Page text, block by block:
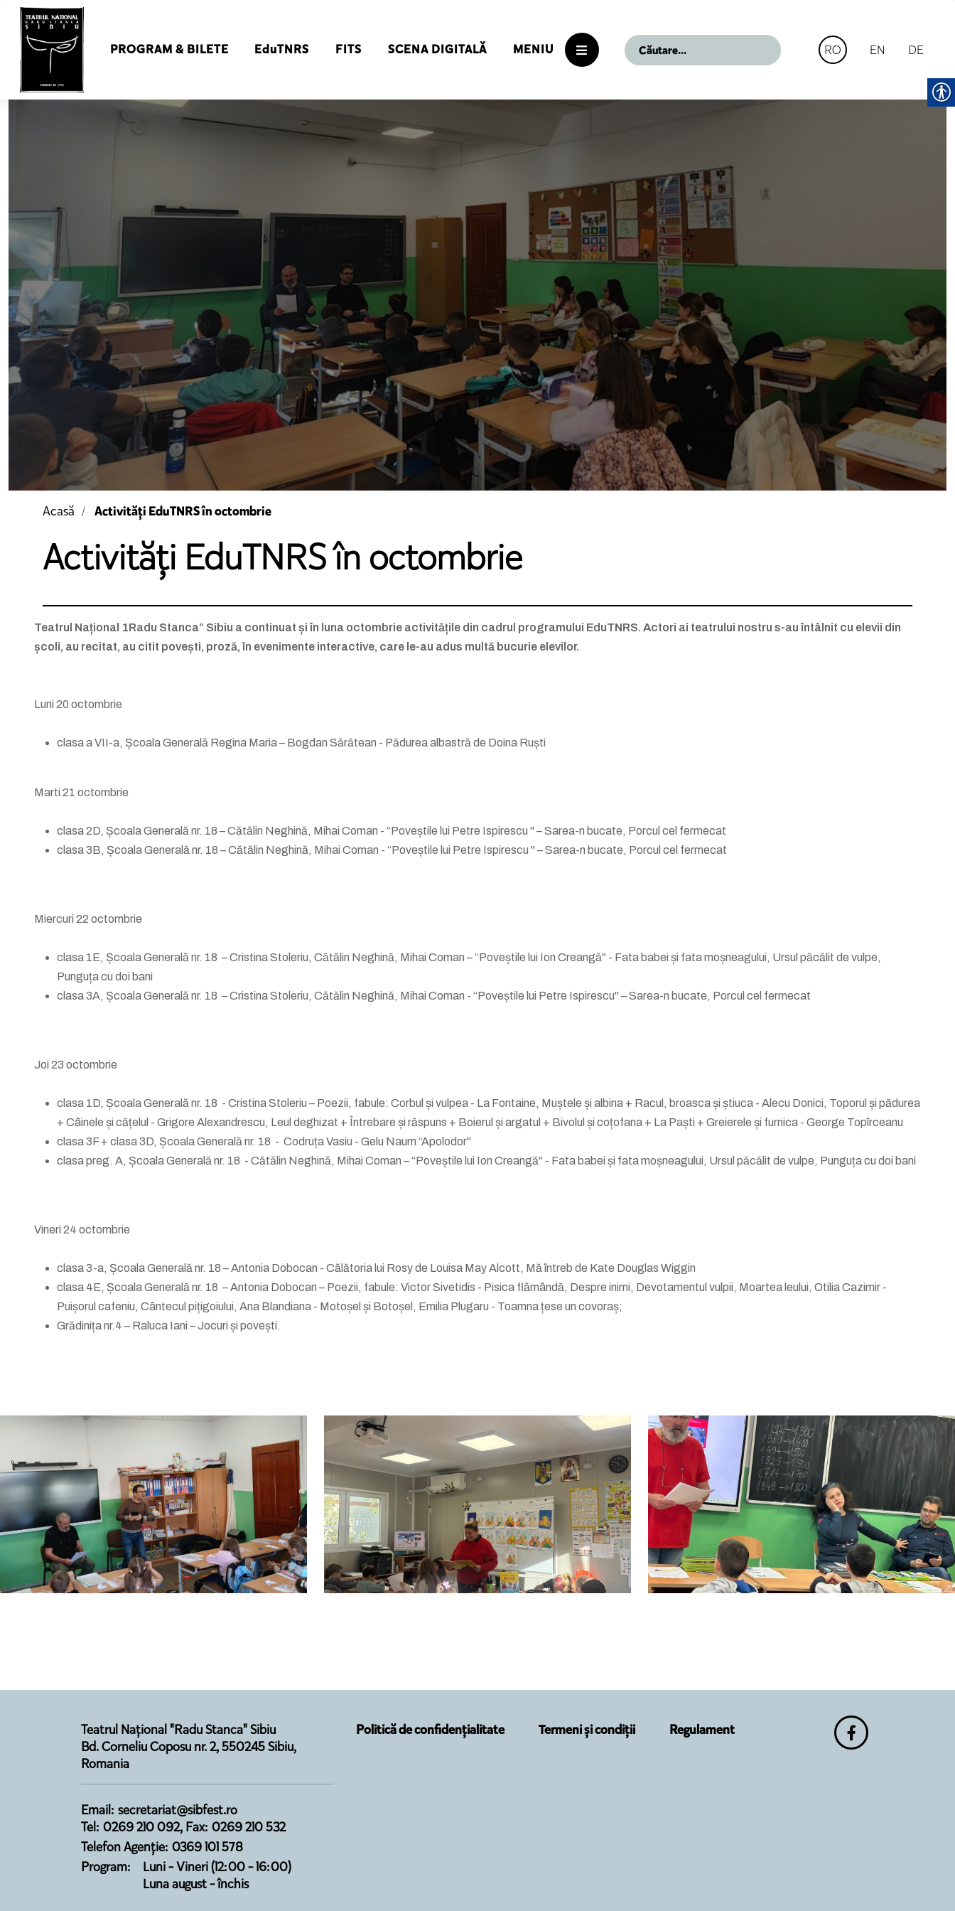
PROGRAM & BILETE EduTNRS FITS SCENA DIGITALĂ MENIU RO EN DE
Acasă Activități EduTNRS în octombrie
Activități EduTNRS în octombrie
Teatrul Național 1Radu Stanca” Sibiu a continuat și în luna octombrie activitățile din cadrul programului EduTNRS. Actori ai teatrului nostru s-au întâlnit cu elevii din
școli, au recitat, au citit povești, proză, în evenimente interactive, care le-au adus multă bucurie elevilor.
Luni 20 octombrie
clasa a VII-a, Școala Generală Regina Maria – Bogdan Sărătean - Pădurea albastră de Doina Ruști
Marti 21 octombrie
clasa 2D, Școala Generală nr. 18 – Cătălin Neghină, Mihai Coman - “Poveștile lui Petre Ispirescu " – Sarea-n bucate, Porcul cel fermecat
clasa 3B, Școala Generală nr. 18 – Cătălin Neghină, Mihai Coman - “Poveștile lui Petre Ispirescu " – Sarea-n bucate, Porcul cel fermecat
Miercuri 22 octombrie
clasa 1E, Școala Generală nr. 18 – Cristina Stoleriu, Cătălin Neghină, Mihai Coman – “Poveștile lui Ion Creangă" - Fata babei și fata moșneagului, Ursul păcălit de vulpe,
Punguța cu doi bani
clasa 3A, Școala Generală nr. 18 – Cristina Stoleriu, Cătălin Neghină, Mihai Coman - “Poveștile lui Petre Ispirescu" – Sarea-n bucate, Porcul cel fermecat
Joi 23 octombrie
clasa 1D, Școala Generală nr. 18 - Cristina Stoleriu – Poezii, fabule: Corbul și vulpea - La Fontaine, Muștele și albina + Racul, broasca și știuca - Alecu Donici, Toporul și pădurea
+ Câinele și cățelul - Grigore Alexandrescu, Leul deghizat + Întrebare și răspuns + Boierul și argatul + Bivolul și coțofana + La Paști + Greierele și furnica - George Topîrceanu
clasa 3F + clasa 3D, Școala Generală nr. 18 - Codruța Vasiu - Gelu Naum “Apolodor"
clasa preg. A, Școala Generală nr. 18 - Cătălin Neghină, Mihai Coman – “Poveștile lui Ion Creangă" - Fata babei și fata moșneagului, Ursul păcălit de vulpe, Punguța cu doi bani
Vineri 24 octombrie
clasa 3-a, Școala Generală nr. 18 – Antonia Dobocan - Călătoria lui Rosy de Louisa May Alcott, Mă întreb de Kate Douglas Wiggin
clasa 4E, Școala Generală nr. 18 – Antonia Dobocan – Poezii, fabule: Victor Sivetidis - Pisica flămândă, Despre inimi, Devotamentul vulpii, Moartea leului, Otilia Cazimir -
Puișorul cafeniu, Cântecul pițigoiului, Ana Blandiana - Motoșel și Botoșel, Emilia Plugaru - Toamna țese un covoraș;
Grădinița nr.4 – Raluca Iani – Jocuri și povești.
Teatrul Național "Radu Stanca" Sibiu
Bd. Corneliu Coposu nr. 2, 550245 Sibiu,
Romania
Email: secretariat@sibfest.ro
Tel: 0269 210 092, Fax: 0269 210 532
Telefon Agenție: 0369 101 578
Program:
Luni - Vineri (12:00 - 16:00)
Luna august - închis
Politică de confidențialitate Termeni și condiții Regulament